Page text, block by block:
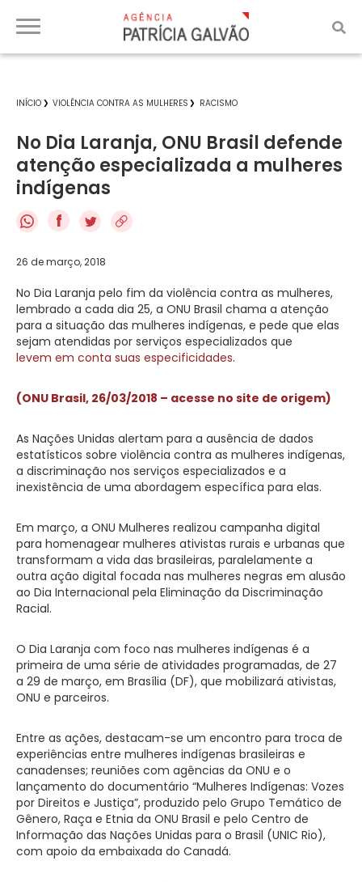
INÍCIO VIOLÊNCIA CONTRA AS MULHERES RACISMO
No Dia Laranja, ONU Brasil defende
atenção especializada a mulheres
indígenas
f
26 de março, 2018
No Dia Laranja pelo fim da violência contra as mulheres,
lembrado a cada dia 25, a ONU Brasil chama a atenção
para a situação das mulheres indígenas, e pede que elas
sejam atendidas por serviços especializados que
levem em conta suas especificidades.
(ONU Brasil, 26/03/2018 – acesse no site de origem)
As Nações Unidas alertam para a ausência de dados
estatísticos sobre violência contra as mulheres indígenas,
a discriminação nos serviços especializados e a
inexistência de uma abordagem específica para elas.
Em março, a ONU Mulheres realizou campanha digital
para homenagear mulheres ativistas rurais e urbanas que
transformam a vida das brasileiras, paralelamente a
outra ação digital focada nas mulheres negras em alusão
ao Dia Internacional pela Eliminação da Discriminação
Racial.
O Dia Laranja com foco nas mulheres indígenas é a
primeira de uma série de atividades programadas, de 27
a 29 de março, em Brasília (DF), que mobilizará ativistas,
ONU e parceiros.
Entre as ações, destacam-se um encontro para troca de
experiências entre mulheres indígenas brasileiras e
canadenses; reuniões com agências da ONU e o
lançamento do documentário “Mulheres Indígenas: Vozes
por Direitos e Justiça”, produzido pelo Grupo Temático de
Gênero, Raça e Etnia da ONU Brasil e pelo Centro de
Informação das Nações Unidas para o Brasil (UNIC Rio),
com apoio da embaixada do Canadá.